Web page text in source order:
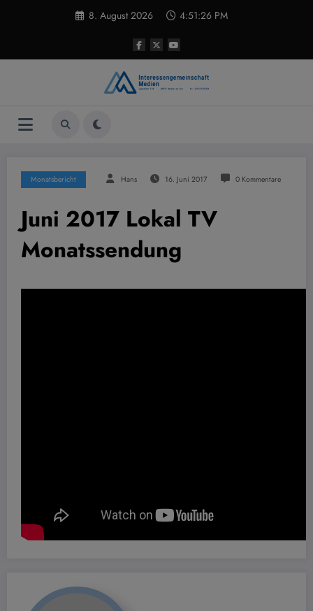
8. August 2026 4:51:27 PM
Monatsbericht Hans 16. Juni 2017 0 Kommentare
Juni 2017 Lokal TV
Monatssendung